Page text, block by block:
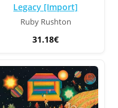
Legacy [Import]
Ruby Rushton
31.18€